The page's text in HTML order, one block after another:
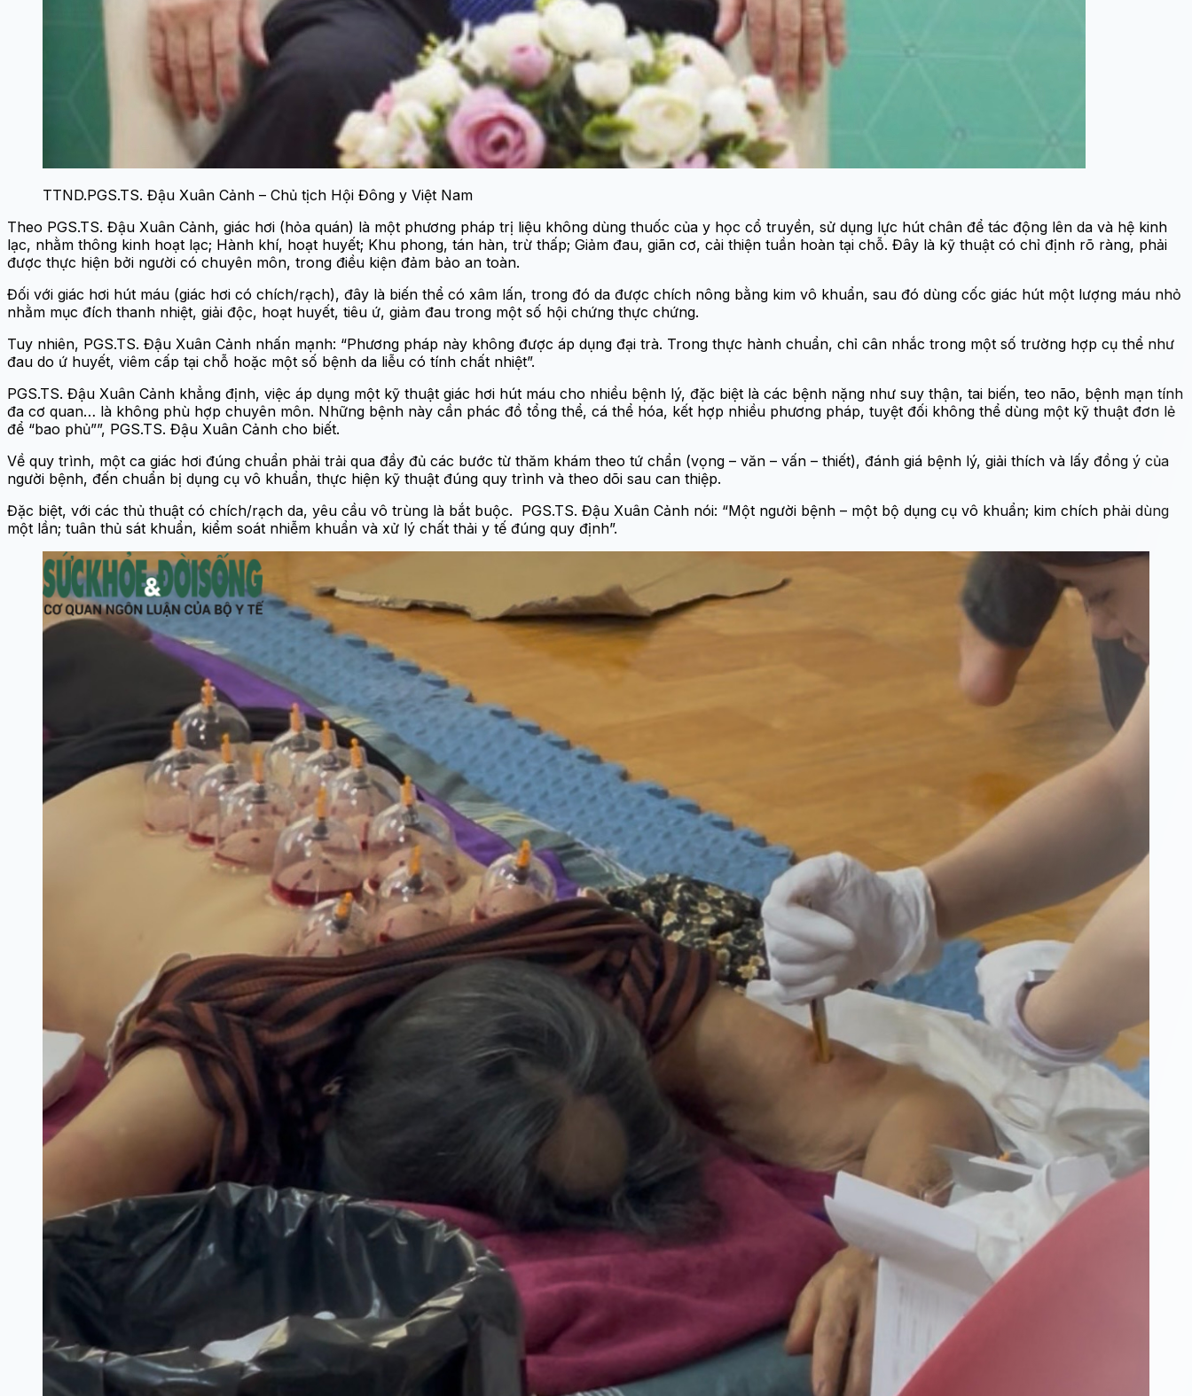
TTND.PGS.TS. Đậu Xuân Cảnh – Chủ tịch Hội Đông y Việt Nam
Theo PGS.TS. Đậu Xuân Cảnh, giác hơi (hỏa quán) là một phương pháp trị liệu không dùng thuốc của y học cổ truyền, sử dụng lực hút chân để tác động lên da và hệ kinh
lạc, nhằm thông kinh hoạt lạc; Hành khí, hoạt huyết; Khu phong, tán hàn, trừ thấp; Giảm đau, giãn cơ, cải thiện tuần hoàn tại chỗ. Đây là kỹ thuật có chỉ định rõ ràng, phải
được thực hiện bởi người có chuyên môn, trong điều kiện đảm bảo an toàn.
Đối với giác hơi hút máu (giác hơi có chích/rạch), đây là biến thể có xâm lấn, trong đó da được chích nông bằng kim vô khuẩn, sau đó dùng cốc giác hút một lượng máu nhỏ
nhằm mục đích thanh nhiệt, giải độc, hoạt huyết, tiêu ứ, giảm đau trong một số hội chứng thực chứng.
Tuy nhiên, PGS.TS. Đậu Xuân Cảnh nhấn mạnh: “Phương pháp này không được áp dụng đại trà. Trong thực hành chuẩn, chỉ cân nhắc trong một số trường hợp cụ thể như
đau do ứ huyết, viêm cấp tại chỗ hoặc một số bệnh da liễu có tính chất nhiệt”.
PGS.TS. Đậu Xuân Cảnh khẳng định, việc áp dụng một kỹ thuật giác hơi hút máu cho nhiều bệnh lý, đặc biệt là các bệnh nặng như suy thận, tai biến, teo não, bệnh mạn tính
đa cơ quan… là không phù hợp chuyên môn. Những bệnh này cần phác đồ tổng thể, cá thể hóa, kết hợp nhiều phương pháp, tuyệt đối không thể dùng một kỹ thuật đơn lẻ
để “bao phủ””, PGS.TS. Đậu Xuân Cảnh cho biết.
Về quy trình, một ca giác hơi đúng chuẩn phải trải qua đầy đủ các bước từ thăm khám theo tứ chẩn (vọng – văn – vấn – thiết), đánh giá bệnh lý, giải thích và lấy đồng ý của
người bệnh, đến chuẩn bị dụng cụ vô khuẩn, thực hiện kỹ thuật đúng quy trình và theo dõi sau can thiệp.
Đặc biệt, với các thủ thuật có chích/rạch da, yêu cầu vô trùng là bắt buộc. PGS.TS. Đậu Xuân Cảnh nói: “Một người bệnh – một bộ dụng cụ vô khuẩn; kim chích phải dùng
một lần; tuân thủ sát khuẩn, kiểm soát nhiễm khuẩn và xử lý chất thải y tế đúng quy định”.